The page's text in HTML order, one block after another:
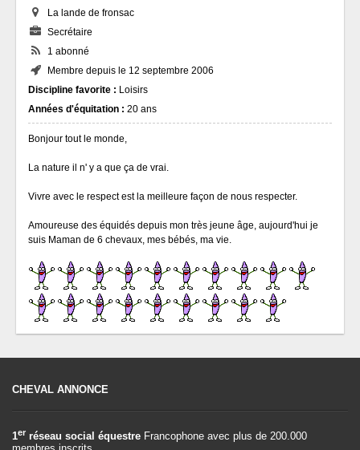
La lande de fronsac
Secrétaire
1 abonné
Membre depuis le 12 septembre 2006
Discipline favorite : Loisirs
Années d'équitation : 20 ans
Bonjour tout le monde,
La nature il n' y a que ça de vrai.
Vivre avec le respect est la meilleure façon de nous respecter.
Amoureuse des équidés depuis mon très jeune âge, aujourd'hui je
suis Maman de 6 chevaux, mes bébés, ma vie.
CHEVAL ANNONCE
1er réseau social équestre Francophone avec plus de 200.000